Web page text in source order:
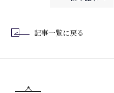
記事一覧に戻る